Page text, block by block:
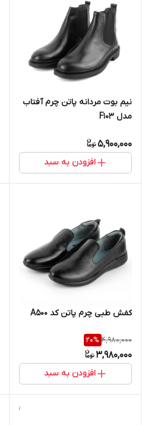
نیم بوت مردانه پاتن چرم آفتاب
مدل F103
5,900,000
افزودن به سبد
کفش طبی چرم پاتن کد A500
4,980,000
20%
3,980,000
افزودن به سبد